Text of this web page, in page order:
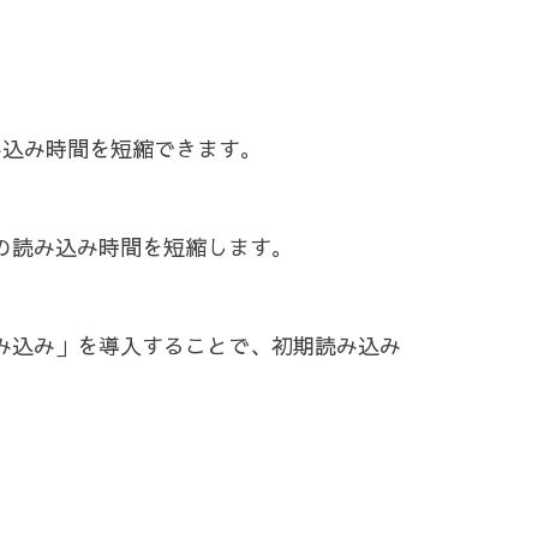
み時間を短縮できます。
み込み時間を短縮します。
み」を導入することで、初期読み込み